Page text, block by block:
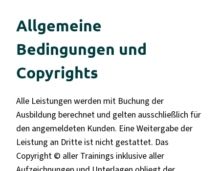
Allgemeine
Bedingungen und
Copyrights
Alle Leistungen werden mit Buchung der
Ausbildung berechnet und gelten ausschließlich für
den angemeldeten Kunden. Eine Weitergabe der
Leistung an Dritte ist nicht gestattet. Das
Copyright © aller Trainings inklusive aller